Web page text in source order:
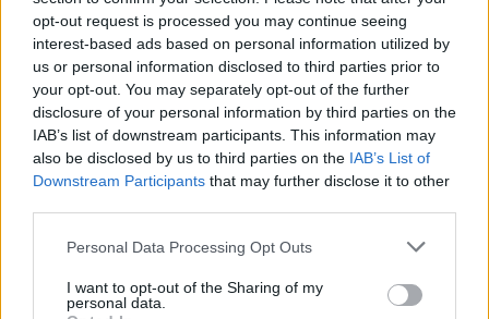
opt-out request is processed you may continue seeing
interest-based ads based on personal information utilized by
us or personal information disclosed to third parties prior to
your opt-out. You may separately opt-out of the further
disclosure of your personal information by third parties on the
IAB’s list of downstream participants. This information may
also be disclosed by us to third parties on the IAB’s List of
Downstream Participants that may further disclose it to other
Personal Data Processing Opt Outs
I want to opt-out of the Sharing of my
personal data.
ryb pod přehradou. Na straně druhé argumentují vodohospodáři
rizikem destrukce sypaných hrází, ztrátou vodní rezervy pro
období sucha a miliardovými náklady. Existuje však elegantní
inženýrské řešení „něco mezi“: transformace kaskády na řízený
polosuchý poldr. Co by to obnášelo a proč to dává smysl
ekonomicky i ekologicky? (Text vznikl s využitím AI Gemini.)
Petr Palacký: A to jste ho, proboha, nemohli v těch
vedrech zalívat?
22.7.2026
Diskuse: 21
Kaštanovník setý z našeho
Roncegno Terme měl bohužel